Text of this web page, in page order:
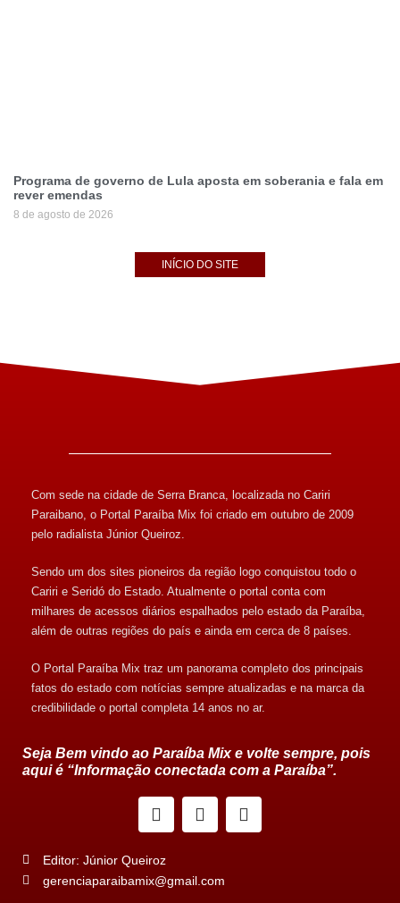
Programa de governo de Lula aposta em soberania e fala em
rever emendas
8 de agosto de 2026
INÍCIO DO SITE
Com sede na cidade de Serra Branca, localizada no Cariri
Paraibano, o Portal Paraíba Mix foi criado em outubro de 2009
pelo radialista Júnior Queiroz.
Sendo um dos sites pioneiros da região logo conquistou todo o
Cariri e Seridó do Estado. Atualmente o portal conta com
milhares de acessos diários espalhados pelo estado da Paraíba,
além de outras regiões do país e ainda em cerca de 8 países.
O Portal Paraíba Mix traz um panorama completo dos principais
fatos do estado com notícias sempre atualizadas e na marca da
credibilidade o portal completa 14 anos no ar.
Seja Bem vindo ao Paraíba Mix e volte sempre, pois
aqui é “Informação conectada com a Paraíba”.
Editor: Júnior Queiroz
gerenciaparaibamix@gmail.com